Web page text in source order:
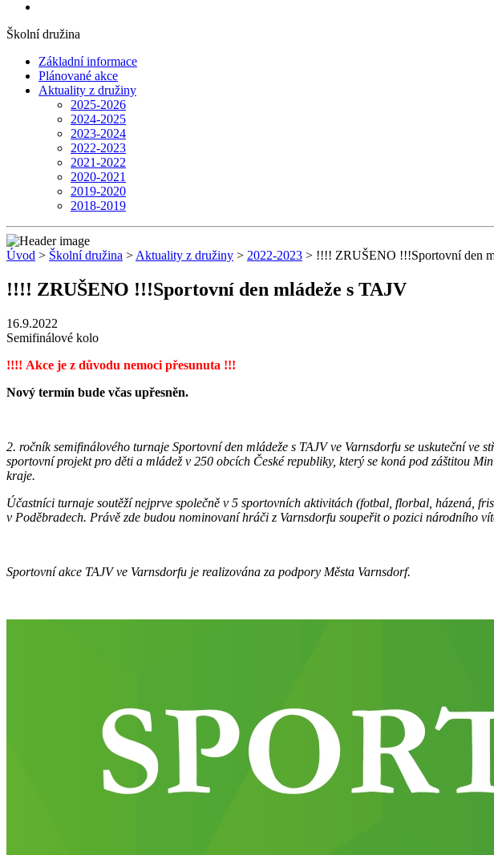
Školní družina
Základní informace
Plánované akce
Aktuality z družiny
2025-2026
2024-2025
2023-2024
2022-2023
2021-2022
2020-2021
2019-2020
2018-2019
Úvod > Školní družina > Aktuality z družiny > 2022-2023 > !!!! ZRUŠENO !!!Sportovní den
!!!! ZRUŠENO !!!Sportovní den mládeže s TAJV
16.9.2022
Semifinálové kolo
!!!! Akce je z důvodu nemoci přesunuta !!!
Nový termín bude včas upřesněn.
2. ročník semifinálového turnaje Sportovní den mládeže s TAJV ve Varnsdorfu se uskuteční
sportovní projekt pro děti a mládež v 250 obcích České republiky, který se koná pod záštitou
kraje.
Účastníci turnaje soutěží nejprve společně v 5 sportovních aktivitách (fotbal, florbal, házená,
v Poděbradech. Právě zde budou nominovaní hráči z Varnsdorfu soupeřit o pozici národního
Sportovní akce TAJV ve Varnsdorfu je realizována za podpory Města Varnsdorf.